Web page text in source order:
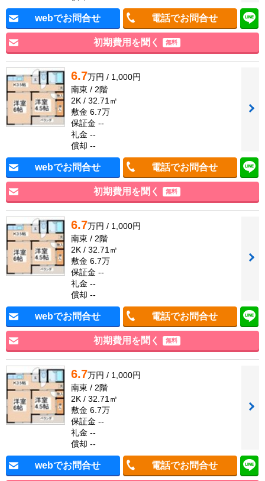
webでお問合せ 電話でお問合せ
初期費用を聞く 無料
6.7万円 / 1,000円
南東 / 2階
2K / 32.71㎡
敷金 6.7万
保証金 --
礼金 --
償却 --
webでお問合せ 電話でお問合せ
初期費用を聞く 無料
6.7万円 / 1,000円
南東 / 2階
2K / 32.71㎡
敷金 6.7万
保証金 --
礼金 --
償却 --
webでお問合せ 電話でお問合せ
初期費用を聞く 無料
6.7万円 / 1,000円
南東 / 2階
2K / 32.71㎡
敷金 6.7万
保証金 --
礼金 --
償却 --
webでお問合せ 電話でお問合せ